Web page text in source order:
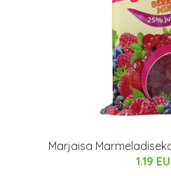
Marjaisa
1.19